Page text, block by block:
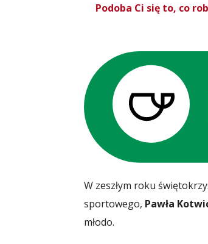
Podoba Ci się to, co
W zeszłym roku
sportowego, Pawła
młodo.